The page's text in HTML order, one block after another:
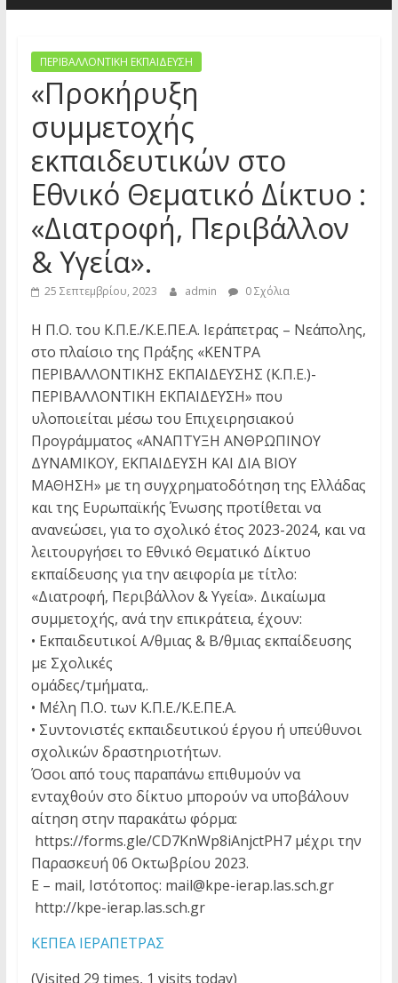
ΠΕΡΙΒΑΛΛΟΝΤΙΚΗ ΕΚΠΑΙΔΕΥΣΗ
«Προκήρυξη
συμμετοχής
εκπαιδευτικών στο
Εθνικό Θεματικό Δίκτυο :
«Διατροφή, Περιβάλλον
& Yγεία».
25 Σεπτεμβρίου, 2023 admin 0 Σχόλια
Η Π.Ο. του Κ.Π.Ε./Κ.Ε.ΠΕ.Α. Ιεράπετρας – Νεάπολης,
στο πλαίσιο της Πράξης «ΚΕΝΤΡΑ
ΠΕΡΙΒΑΛΛΟΝΤΙΚΗΣ ΕΚΠΑΙΔΕΥΣΗΣ (Κ.Π.Ε.)-
ΠΕΡΙΒΑΛΛΟΝΤΙΚΗ ΕΚΠΑΙΔΕΥΣΗ» που
υλοποιείται μέσω του Επιχειρησιακού
Προγράμματος «ΑΝΑΠΤΥΞΗ ΑΝΘΡΩΠΙΝΟΥ
ΔΥΝΑΜΙΚΟΥ, ΕΚΠΑΙΔΕΥΣΗ ΚΑΙ ΔΙΑ ΒΙΟΥ
ΜΑΘΗΣΗ» με τη συγχρηματοδότηση της Ελλάδας
και της Ευρωπαϊκής Ένωσης προτίθεται να
ανανεώσει, για το σχολικό έτος 2023-2024, και να
λειτουργήσει το Εθνικό Θεματικό Δίκτυο
εκπαίδευσης για την αειφορία με τίτλο:
«Διατροφή, Περιβάλλον & Υγεία». Δικαίωμα
συμμετοχής, ανά την επικράτεια, έχουν:
• Εκπαιδευτικοί Α/θμιας & Β/θμιας εκπαίδευσης
με Σχολικές
ομάδες/τμήματα,.
• Μέλη Π.Ο. των Κ.Π.Ε./Κ.Ε.ΠΕ.Α.
• Συντονιστές εκπαιδευτικού έργου ή υπεύθυνοι
σχολικών δραστηριοτήτων.
Όσοι από τους παραπάνω επιθυμούν να
ενταχθούν στο δίκτυο μπορούν να υποβάλουν
αίτηση στην παρακάτω φόρμα:
https://forms.gle/CD7KnWp8iAnjctPH7 μέχρι την
Παρασκευή 06 Οκτωβρίου 2023.
E – mail, Ιστότοπος: mail@kpe-ierap.las.sch.gr
http://kpe-ierap.las.sch.gr
ΚΕΠΕΑ ΙΕΡΑΠΕΤΡΑΣ
(Visited 29 times, 1 visits today)